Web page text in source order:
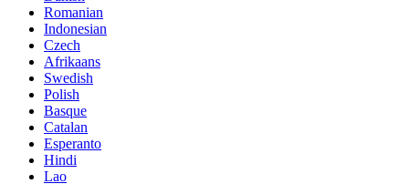
Romanian
Indonesian
Czech
Afrikaans
Swedish
Polish
Basque
Catalan
Esperanto
Hindi
Lao